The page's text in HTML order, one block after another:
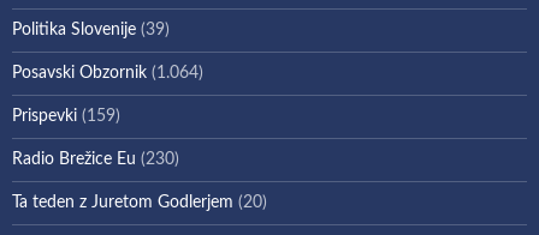
Politika Slovenije (39)
Posavski Obzornik (1.064)
Prispevki (159)
Radio Brežice Eu (230)
Ta teden z Juretom Godlerjem (20)